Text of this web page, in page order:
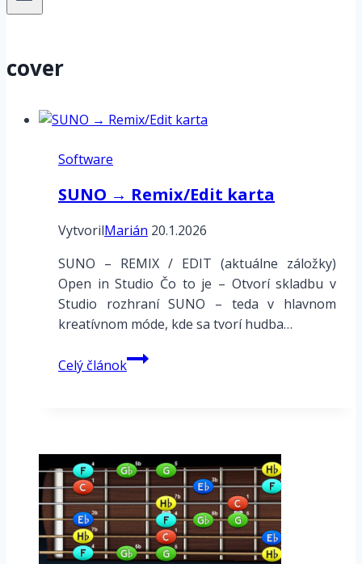
cover
Software
SUNO → Remix/Edit karta
VytvorilMarián 20.1.2026
SUNO – REMIX / EDIT (aktuálne záložky)
Open in Studio Čo to je – Otvorí skladbu v
Studio rozhraní SUNO – teda v hlavnom
kreatívnom móde, kde sa tvorí hudba…
Celý článokSUNO
→